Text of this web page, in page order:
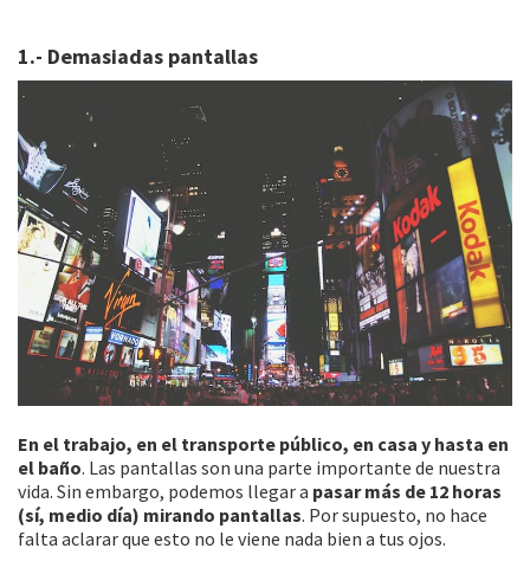
1.- Demasiadas pantallas
En el trabajo, en el transporte público, en casa y hasta en
el baño. Las pantallas son una parte importante de nuestra
vida. Sin embargo, podemos llegar a pasar más de 12 horas
(sí, medio día) mirando pantallas. Por supuesto, no hace
falta aclarar que esto no le viene nada bien a tus ojos.